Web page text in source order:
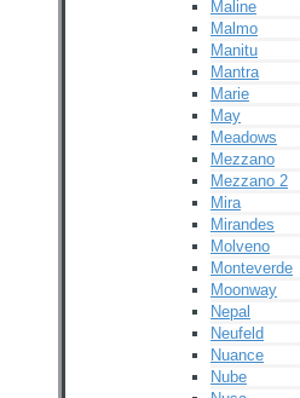
Maline
Malmo
Manitu
Mantra
Marie
May
Meadows
Mezzano
Mezzano 2
Mira
Mirandes
Molveno
Monteverde
Moonway
Nepal
Neufeld
Nuance
Nube